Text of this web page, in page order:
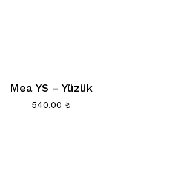
Mea YS – Yüzük
540.00 ₺